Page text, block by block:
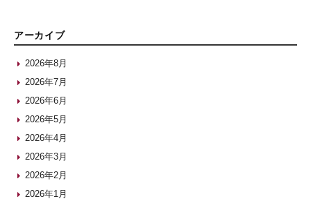
アーカイブ
2026年8月
2026年7月
2026年6月
2026年5月
2026年4月
2026年3月
2026年2月
2026年1月